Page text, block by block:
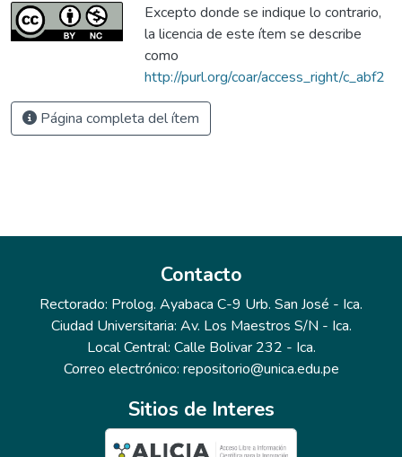
Excepto donde se indique lo contrario,
la licencia de este ítem se describe
como
http://purl.org/coar/access_right/c_abf2
Página completa del ítem
Contacto
Rectorado: Prolog. Ayabaca C-9 Urb. San José - Ica.
Ciudad Universitaria: Av. Los Maestros S/N - Ica.
Local Central: Calle Bolivar 232 - Ica.
Correo electrónico: repositorio@unica.edu.pe
Sitios de Interes